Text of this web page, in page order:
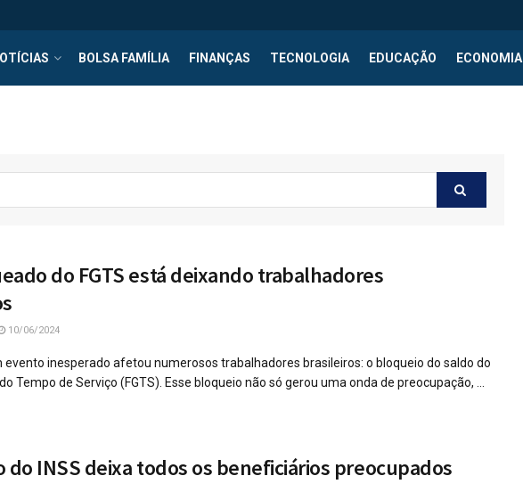
BOLSA FAMÍLIA FINANÇAS TECNOLOGIA EDUCAÇÃO ECONOMIA
do FGTS está deixando trabalhadores
10/06/2024
evento inesperado afetou numerosos trabalhadores brasileiros: o bloqueio do saldo do
Tempo de Serviço (FGTS). Esse bloqueio não só gerou uma onda de preocupação, ...
do INSS deixa todos os beneficiários preocupados